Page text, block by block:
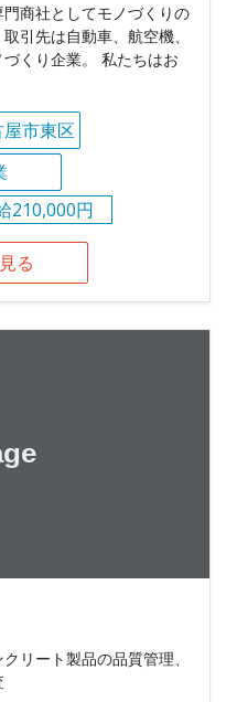
商社としてモノづくりの
引先は自動車、航空機、
くり企業。 私たちはお
市東区
210,000円
る
リート製品の品質管理、